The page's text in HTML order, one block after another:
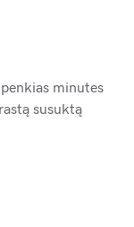
minutes
susuktą